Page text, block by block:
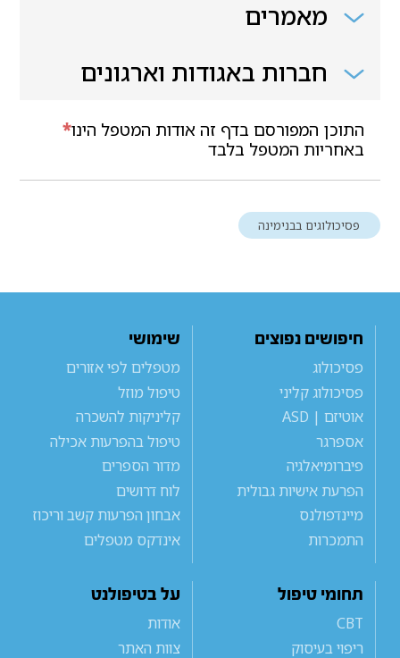
מאמרים
חברות באגודות וארגונים
*התוכן המפורסם בדף זה אודות המטפל הינו
באחריות המטפל בלבד
פסיכולוגים בבנימינה
חיפושים נפוצים
פסיכולוג
פסיכולוג קליני
אוטיזם | ASD
אספרגר
פיברומיאלגיה
הפרעת אישיות גבולית
מיינדפולנס
התמכרות
שימושי
מטפלים לפי אזורים
טיפול מוזל
קליניקות להשכרה
טיפול בהפרעות אכילה
מדור הספרים
לוח דרושים
אבחון הפרעות קשב וריכוז
אינדקס מטפלים
תחומי טיפול
CBT
ריפוי בעיסוק
על בטיפולנט
אודות
צוות האתר